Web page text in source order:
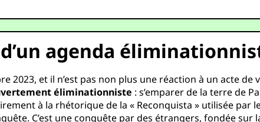
agenda
2023, et il n’est pas non plus une réaction à un acte
éliminationniste : s’emparer de la terre de
à la rhétorique de la « Reconquista » utilisée par
C’est une conquête par des étrangers, fondée sur